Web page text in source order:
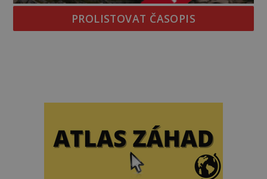
PROLISTOVAT ČASOPIS